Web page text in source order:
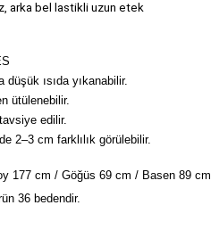
arka bel lastikli uzun etek
düşük ısıda yıkanabilir.
ütülenebilir.
edilir.
2–3 cm farklılık görülebilir.
177 cm / Göğüs 69 cm / Basen 89 cm
36 bedendir.